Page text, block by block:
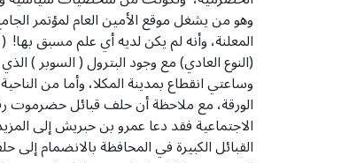
وهو من يشغل موقع الأمين العام لمؤتمر
المعلنة، وأنه لم يكن لديه أي علم مسبق بها!
وساعتي انقطاع بمدينة المكلا، وأما من
الورقة، مع ملاحظة أن حلف قبائل حضرموت
الاجتماعية فقد دعا عمرو بن حبريش إلى
القبائل الكبيرة في المحافظة بالانضمام